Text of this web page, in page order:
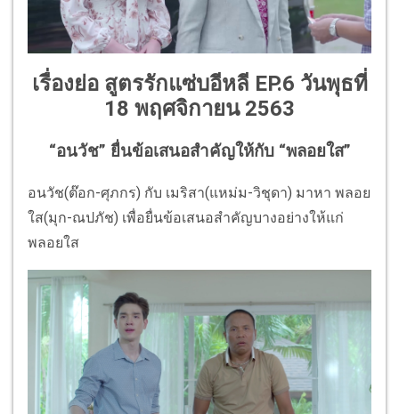
เรื่องย่อ สูตรรักแซ่บอีหลี EP.6 วันพุธที่
18 พฤศจิกายน 2563
“อนวัช” ยื่นข้อเสนอสำคัญให้กับ “พลอยใส”
อนวัช(ต๊อก-ศุภกร) กับ เมริสา(แหม่ม-วิชุดา) มาหา พลอย
ใส(มุก-ณปภัช) เพื่อยื่นข้อเสนอสำคัญบางอย่างให้แก่
พลอยใส